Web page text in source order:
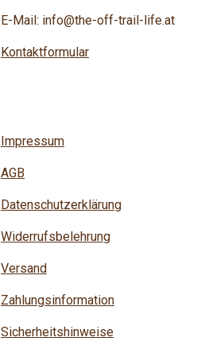
E-Mail: info@the-off-trail-life.at
Kontaktformular
Impressum
AGB
Datenschutzerklärung
Widerrufsbelehrung
Versand
Zahlungsinformation
Sicherheitshinweise